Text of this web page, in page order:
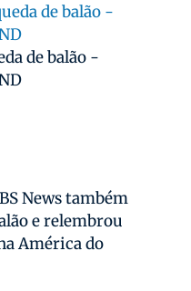
de balão -
News também
e relembrou
América do